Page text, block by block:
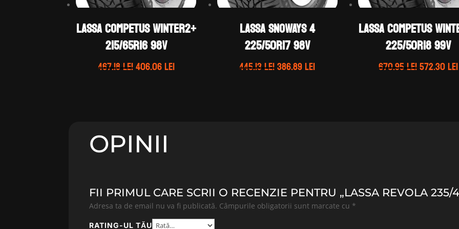
LASSA COMPETUS WINTER2+
215/65R16 98V
467.18leiPrețul
406.06leiPrețul
LASSA SNOWAYS 4
225/50R17 98V
445.13leiPrețul
386.89leiPrețul
LASSA COMPETUS
225/50R18 99V
670.95leiPrețul
572.30lei
OPINII
FII PRIMUL CARE SCRII O RECENZIE PENTRU „LASSA REVOLA 235/
Adresa ta de email nu va fi publicată. Câmpurile obligatorii sunt marcate cu *
RATING-UL TĂU